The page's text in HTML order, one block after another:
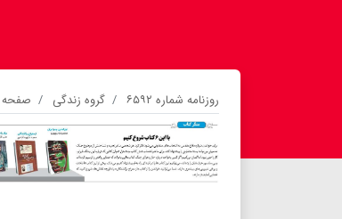
روزنامه شماره ۶۵۹۲ گروه زندگی صفحه